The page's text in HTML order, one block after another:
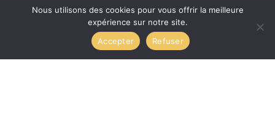
Nous utilisons des cookies pour vous offrir la meilleure
expérience sur notre site.
Accepter
Refuser